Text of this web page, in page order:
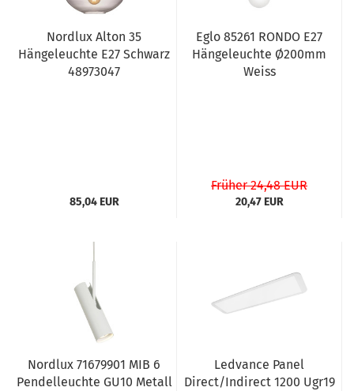
Nordlux Alton 35
Hängeleuchte E27 Schwarz
48973047
85,04 EUR
Eglo 85261 RONDO E27
Hängeleuchte Ø200mm
Weiss
Früher 24,48 EUR
20,47 EUR
Nordlux 71679901 MIB 6
Pendelleuchte GU10 Metall
Ledvance Panel
Direct/Indirect 1200 Ugr19